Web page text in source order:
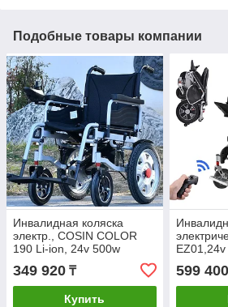
Подобные товары компании
Инвалидная коляска
электр., COSIN COLOR
190 Li-ion, 24v 500w
(2*250w). Аккум. литиевый
( Li-ion, вес 2кг) 24v 12A/H.
Вес 30 Кг
349 920 ₸
Купить
аккум.
20A/
пульта,32
599 400